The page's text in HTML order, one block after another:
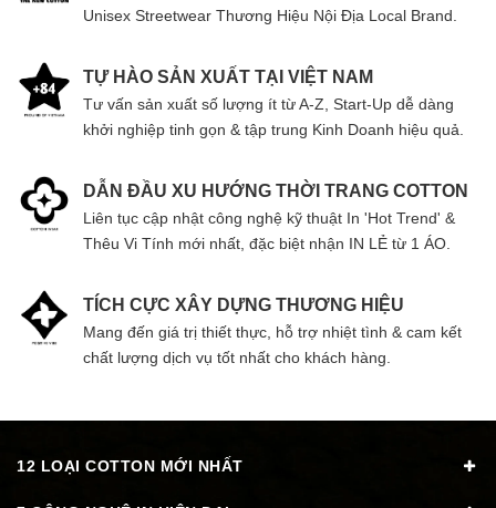
Unisex Streetwear Thương Hiệu Nội Địa Local Brand.
TỰ HÀO SẢN XUẤT TẠI VIỆT NAM
Tư vấn sản xuất số lượng ít từ A-Z, Start-Up dễ dàng
khởi nghiệp tinh gọn & tập trung Kinh Doanh hiệu quả.
DẪN ĐẦU XU HƯỚNG THỜI TRANG COTTON
Liên tục cập nhật công nghệ kỹ thuật In 'Hot Trend' &
Thêu Vi Tính mới nhất, đặc biệt nhận IN LẺ từ 1 ÁO.
TÍCH CỰC XÂY DỰNG THƯƠNG HIỆU
Mang đến giá trị thiết thực, hỗ trợ nhiệt tình & cam kết
chất lượng dịch vụ tốt nhất cho khách hàng.
12 LOẠI COTTON MỚI NHẤT